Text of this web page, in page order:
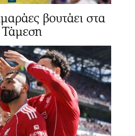
βουτάει στα